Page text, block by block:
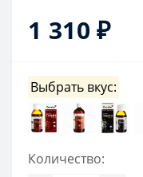
1 310 ₽
Выбрать вкус:
Количество: